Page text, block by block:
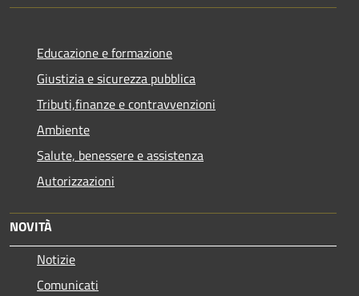
Educazione e formazione
Giustizia e sicurezza pubblica
Tributi,finanze e contravvenzioni
Ambiente
Salute, benessere e assistenza
Autorizzazioni
NOVITÀ
Notizie
Comunicati